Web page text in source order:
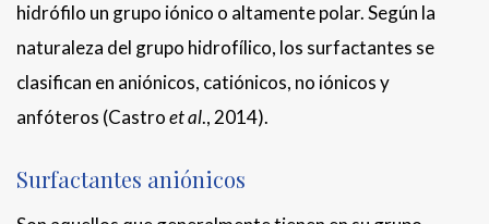
hidrófilo un grupo iónico o altamente polar. Según la
naturaleza del grupo hidrofílico, los surfactantes se
clasifican en aniónicos, catiónicos, no iónicos y
anfóteros (Castroet al., 2014).
Surfactantes aniónicos